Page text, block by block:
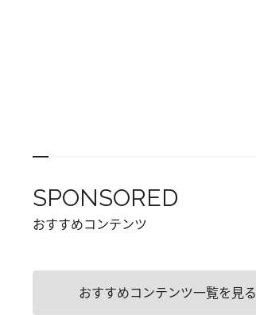
SPONSORED
おすすめコンテンツ
おすすめコンテンツ一覧を見る